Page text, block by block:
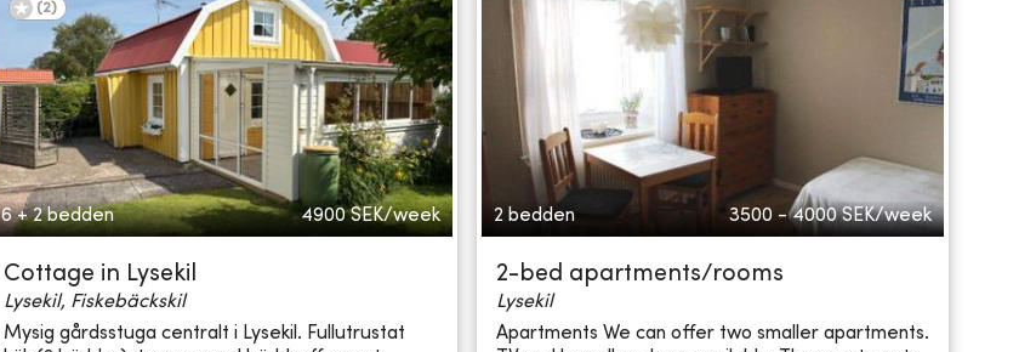
(2)
6 + 2 bedden 4900 SEK/week
Cottage in Lysekil
Lysekil, Fiskebäckskil
Mysig gårdsstuga centralt i Lysekil. Fullutrustat
2 bedden 3500 - 4000 SEK/week
2-bed apartments/rooms
Lysekil
Apartments We can offer two smaller apartments.